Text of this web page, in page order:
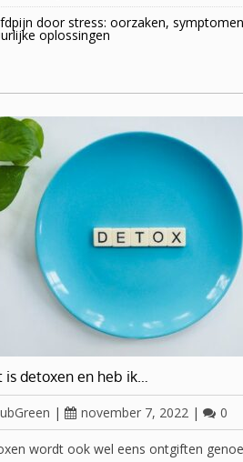
door stress: oorzaken,
oplossingen
is detoxen en heb ik…
| november 7, 2022 | 0
wordt ook wel eens ontgiften